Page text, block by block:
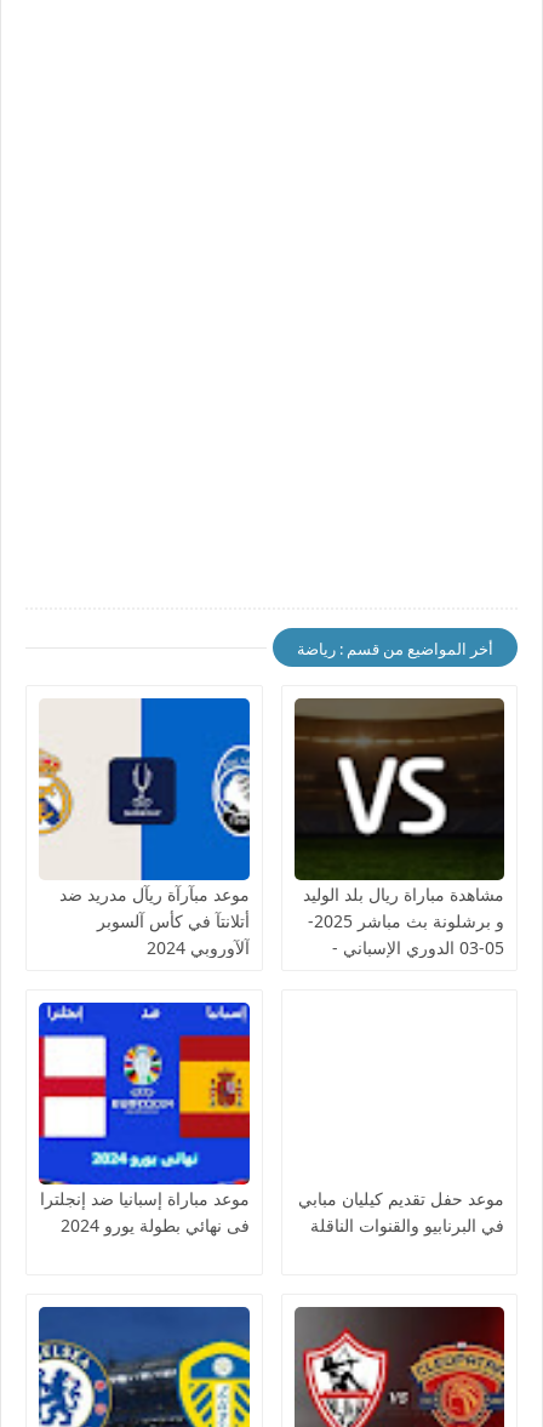
أخر المواضيع من قسم : رياضة
مشاهدة مباراة ريال بلد الوليد
و برشلونة بث مباشر 2025-
05-03 الدوري الإسباني -
موعد مبآرآة ريآل مدريد ضد
أتلانتآ في كأس آلسوبر
آلآوروبي 2024
موعد حفل تقديم كيليان مبابي
في البرنابيو والقنوات الناقلة
موعد مباراة إسبانيا ضد إنجلترا
فى نهائي بطولة يورو 2024